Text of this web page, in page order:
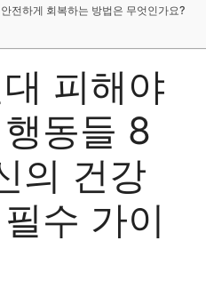
전하게 회복하는 방법은 무엇인가요?
피해야
동들 8
의 건강
수 가이